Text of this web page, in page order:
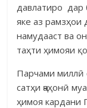
давлатиро
яке аз рамзҳои
намудааст ва
таҳти ҳимояи
Парчами миллӣ
сатҳи ҷаҳонӣ
ҳимоя кардани